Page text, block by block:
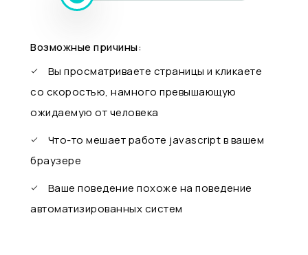
Возможные причины:
Вы просматриваете страницы и кликаете
со скоростью, намного превышающую
ожидаемую от человека
Что-то мешает работе javascript в вашем
браузере
Ваше поведение похоже на поведение
автоматизированных систем